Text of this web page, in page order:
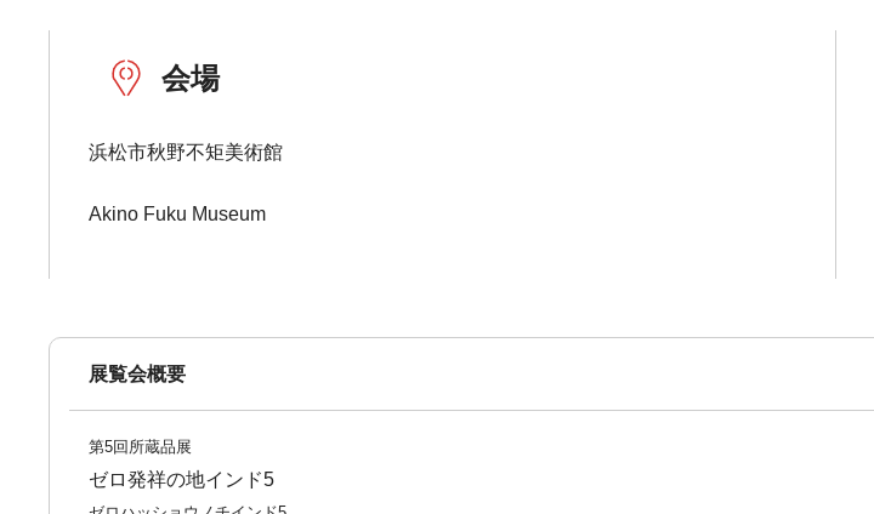
会場
浜松市秋野不矩美術館
Akino Fuku Museum
展覧会概要
第5回所蔵品展
ゼロ発祥の地インド5